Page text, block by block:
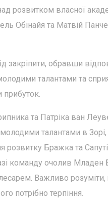
розвитком власної
Обінайя та Матвій
закріпити, обравши
талантами та
прибуток.
та Патріка ван
талантами в
розвитку Бражка та
команду очолив Младен
Важливо розуміти,
потрібно терпіння.